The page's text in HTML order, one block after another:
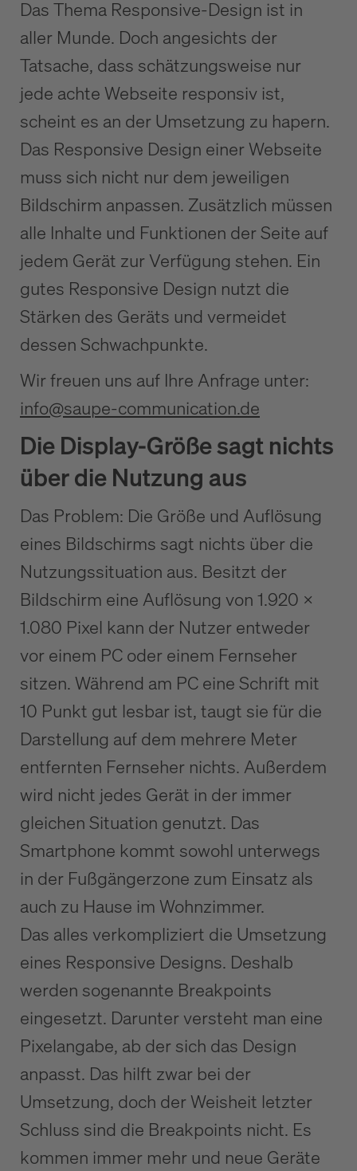
Das Thema Responsive-Design ist in
aller Munde. Doch angesichts der
Tatsache, dass schätzungsweise nur
jede achte Webseite responsiv ist,
scheint es an der Umsetzung zu hapern.
Das Responsive Design einer Webseite
muss sich nicht nur dem jeweiligen
Bildschirm anpassen. Zusätzlich müssen
alle Inhalte und Funktionen der Seite auf
jedem Gerät zur Verfügung stehen. Ein
gutes Responsive Design nutzt die
Stärken des Geräts und vermeidet
dessen Schwachpunkte.
Wir freuen uns auf Ihre Anfrage unter:
info@saupe-communication.de
Die Display-Größe sagt nichts
über die Nutzung aus
Das Problem: Die Größe und Auflösung
eines Bildschirms sagt nichts über die
Nutzungssituation aus. Besitzt der
Bildschirm eine Auflösung von 1.920 x
1.080 Pixel kann der Nutzer entweder
vor einem PC oder einem Fernseher
sitzen. Während am PC eine Schrift mit
10 Punkt gut lesbar ist, taugt sie für die
Darstellung auf dem mehrere Meter
entfernten Fernseher nichts. Außerdem
wird nicht jedes Gerät in der immer
gleichen Situation genutzt. Das
Smartphone kommt sowohl unterwegs
in der Fußgängerzone zum Einsatz als
auch zu Hause im Wohnzimmer.
Das alles verkompliziert die Umsetzung
eines Responsive Designs. Deshalb
werden sogenannte Breakpoints
eingesetzt. Darunter versteht man eine
Pixelangabe, ab der sich das Design
anpasst. Das hilft zwar bei der
Umsetzung, doch der Weisheit letzter
Schluss sind die Breakpoints nicht. Es
kommen immer mehr und neue Geräte